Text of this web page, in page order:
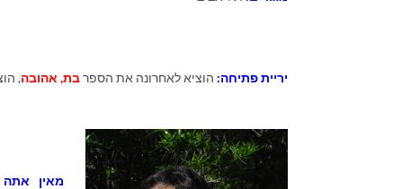
יריית פתיחה: הוציא לאחרונה את הספרבת, אהובה,
מאין